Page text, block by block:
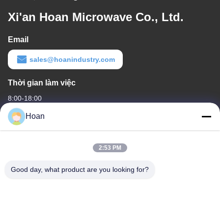
Xi'an Hoan Microwave Co., Ltd.
Email
sales@hoanindustry.com
Thời gian làm việc
8:00-18:00
Địa chỉ của chúng tôi
F7, Tòa nhà 2, Công viên công nghiệp Xinkai, đường 2 Jinye,
Hoan
2:53 PM
Good day, what product are you looking for?